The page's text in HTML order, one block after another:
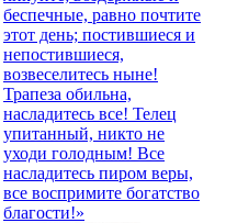
беспечные, равно почтите
этот день; постившиеся и
непостившиеся,
возвеселитесь ныне!
Трапеза обильна,
насладитесь все! Телец
упитанный, никто не
уходи голодным! Все
насладитесь пиром веры,
все воспримите богатство
благости!»